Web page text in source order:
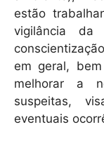
estão
vigilância
em geral,
melhorar a
suspeitas,
eventuais